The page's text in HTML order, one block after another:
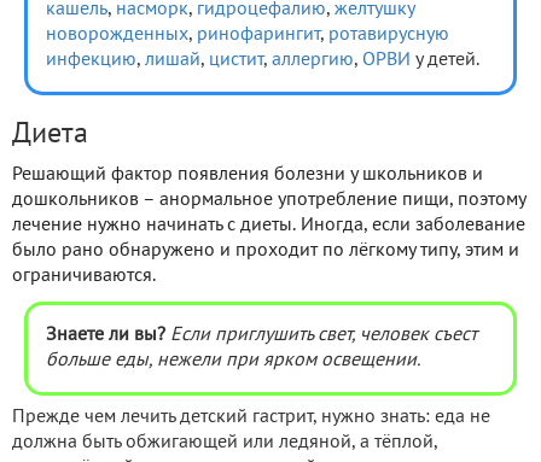
кашель, насморк, гидроцефалию, желтушку
новорожденных, ринофарингит, ротавирусную
инфекцию, лишай, цистит, аллергию, ОРВИ у детей.
Диета
Решающий фактор появления болезни у школьников и
дошкольников – анормальное употребление пищи, поэтому
лечение нужно начинать с диеты. Иногда, если заболевание
было рано обнаружено и проходит по лёгкому типу, этим и
ограничиваются.
Знаете ли вы? Если приглушить свет, человек съест
больше еды, нежели при ярком освещении.
Прежде чем лечить детский гастрит, нужно знать: еда не
должна быть обжигающей или ледяной, а тёплой,